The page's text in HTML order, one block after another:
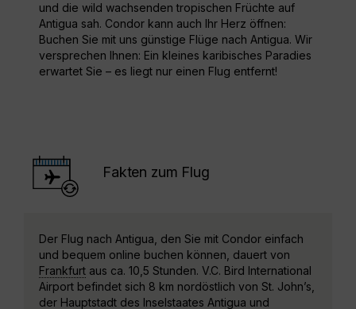
und die wild wachsenden tropischen Früchte auf
Antigua sah. Condor kann auch Ihr Herz öffnen:
Buchen Sie mit uns günstige Flüge nach Antigua. Wir
versprechen Ihnen: Ein kleines karibisches Paradies
erwartet Sie – es liegt nur einen Flug entfernt!
Fakten zum Flug
Der Flug nach Antigua, den Sie mit Condor einfach
und bequem online buchen können, dauert von
Frankfurt aus ca. 10,5 Stunden. V.C. Bird International
Airport befindet sich 8 km nordöstlich von St. John’s,
der Hauptstadt des Inselstaates Antigua und